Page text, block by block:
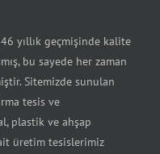
yıllık geçmişinde kalite
bu sayede her zaman
Sitemizde sunulan
tesis ve
plastik ve ahşap
üretim tesislerimiz